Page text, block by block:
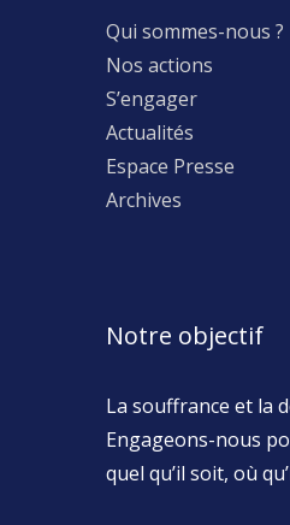
Qui sommes-nous ?
Nos actions
S’engager
Actualités
Espace Presse
Archives
Notre objectif
La souffrance et la
Engageons-nous
quel qu’il soit, où